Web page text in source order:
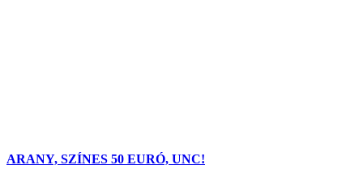
ARANY, SZÍNES 50 EURÓ, UNC!